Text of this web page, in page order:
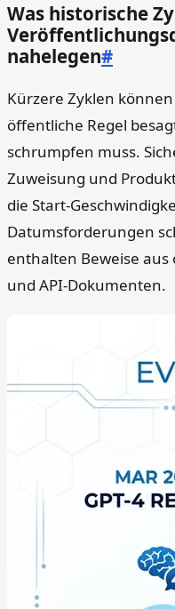
Was historische
nahelegen#
Kürzere Zyklen
öffentliche Regel
schrumpfen muss.
Zuweisung und
die Start-
Datumsforderungen
enthalten Beweise aus
und API-Dokumenten.